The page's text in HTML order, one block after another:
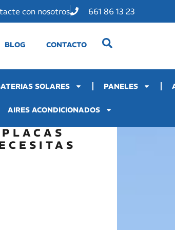
con nosotros 661 86 13 23
BLOG CONTACTO
SOLARES PANELES
AIRES ACONDICIONADOS